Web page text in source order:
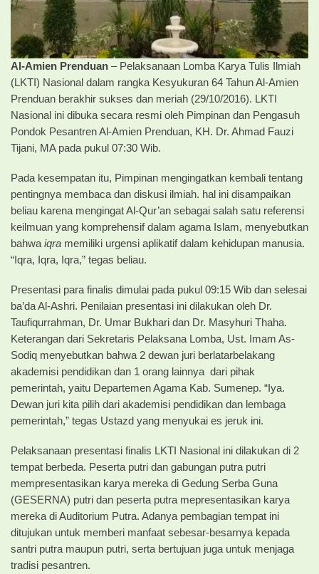
Al-Amien Prenduan – Pelaksanaan Lomba Karya Tulis Ilmiah
(LKTI) Nasional dalam rangka Kesyukuran 64 Tahun Al-Amien
Prenduan berakhir sukses dan meriah (29/10/2016). LKTI
Nasional ini dibuka secara resmi oleh Pimpinan dan Pengasuh
Pondok Pesantren Al-Amien Prenduan, KH. Dr. Ahmad Fauzi
Tijani, MA pada pukul 07:30 Wib.
Pada kesempatan itu, Pimpinan mengingatkan kembali tentang
pentingnya membaca dan diskusi ilmiah. hal ini disampaikan
beliau karena mengingat Al-Qur’an sebagai salah satu referensi
keilmuan yang komprehensif dalam agama Islam, menyebutkan
bahwaiqra memiliki urgensi aplikatif dalam kehidupan manusia.
“Iqra, Iqra, Iqra,” tegas beliau.
Presentasi para finalis dimulai pada pukul 09:15 Wib dan selesai
ba’da Al-Ashri. Penilaian presentasi ini dilakukan oleh Dr.
Taufiqurrahman, Dr. Umar Bukhari dan Dr. Masyhuri Thaha.
Keterangan dari Sekretaris Pelaksana Lomba, Ust. Imam As-
Sodiq menyebutkan bahwa 2 dewan juri berlatarbelakang
akademisi pendidikan dan 1 orang lainnya dari pihak
pemerintah, yaitu Departemen Agama Kab. Sumenep. “Iya.
Dewan juri kita pilih dari akademisi pendidikan dan lembaga
pemerintah,” tegas Ustazd yang menyukai es jeruk ini.
Pelaksanaan presentasi finalis LKTI Nasional ini dilakukan di 2
tempat berbeda. Peserta putri dan gabungan putra putri
mempresentasikan karya mereka di Gedung Serba Guna
(GESERNA) putri dan peserta putra mepresentasikan karya
mereka di Auditorium Putra. Adanya pembagian tempat ini
ditujukan untuk memberi manfaat sebesar-besarnya kepada
santri putra maupun putri, serta bertujuan juga untuk menjaga
tradisi pesantren.